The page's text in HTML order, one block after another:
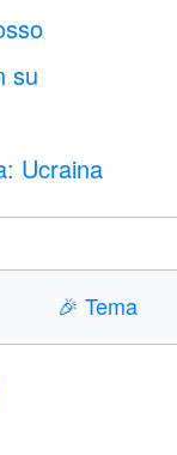
su
Ucraina
🎉 Tema